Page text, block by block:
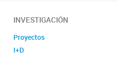
INVESTIGACIÓN
Proyectos
I+D